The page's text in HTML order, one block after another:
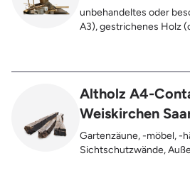
unbehandeltes oder
A3), gestrichenes Holz
Lackierung ), kleine
Schrauben oder
Holz (z.B. Paletten,
Holzweichfaserplatten,
Altholz A4-
Weiskirchen
Gartenzäune, -möbel, -
Sichtschutzwände,
behandeltes Holz